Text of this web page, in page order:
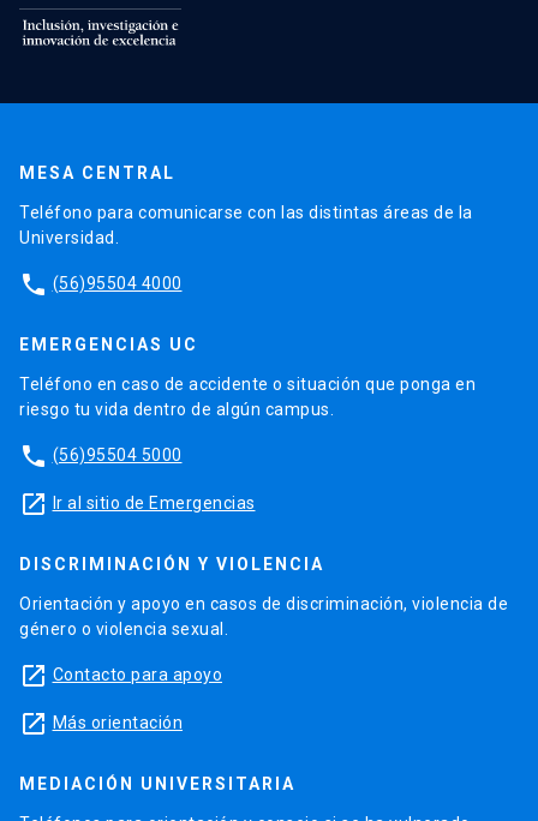
MESA CENTRAL
Teléfono para comunicarse con las distintas áreas de la
Universidad.
phone (56)95504 4000
EMERGENCIAS UC
Teléfono en caso de accidente o situación que ponga en
riesgo tu vida dentro de algún campus.
phone (56)95504 5000
launch Ir al sitio de Emergencias
DISCRIMINACIÓN Y VIOLENCIA
Orientación y apoyo en casos de discriminación, violencia de
género o violencia sexual.
launch Contacto para apoyo
launch Más orientación
MEDIACIÓN UNIVERSITARIA